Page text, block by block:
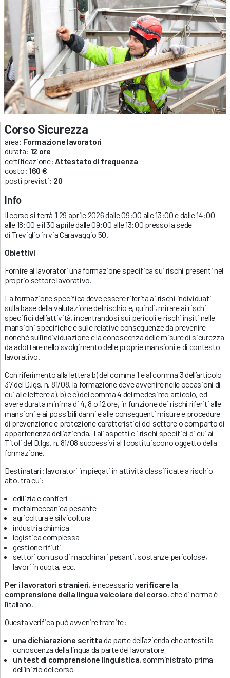
Corso Sicurezza
area: Formazione lavoratori
durata: 12 ore
certificazione: Attestato di frequenza
costo: 160 €
posti previsti: 20
Info
Il corso si terrà il 29 aprile 2026 dalle 09:00 alle 13:00 e dalle 14:00
alle 18:00 e il 30 aprile dalle 09:00 alle 13:00 presso la sede
di Treviglio in via Caravaggio 50.
Obiettivi
Fornire ai lavoratori una formazione specifica sui rischi presenti nel
proprio settore lavorativo.
La formazione specifica deve essere riferita ai rischi individuati
sulla base della valutazione del rischio e, quindi, mirare ai rischi
specifici dell’attività, incentrandosi sui pericoli e rischi insiti nelle
mansioni specifiche e sulle relative conseguenze da prevenire
nonché sull’individuazione e la conoscenza delle misure di sicurezza
da adottare nello svolgimento delle proprie mansioni e di contesto
lavorativo.
Con riferimento alla lettera b) del comma 1 e al comma 3 dell’articolo
37 del D.lgs. n. 81/08, la formazione deve avvenire nelle occasioni di
cui alle lettere a), b) e c) del comma 4 del medesimo articolo, ed
avere durata minima di 4, 8 o 12 ore, in funzione dei rischi riferiti alle
mansioni e ai possibili danni e alle conseguenti misure e procedure
di prevenzione e protezione caratteristici del settore o comparto di
appartenenza dell’azienda. Tali aspetti e i rischi specifici di cui ai
Titoli del D.lgs. n. 81/08 successivi al I costituiscono oggetto della
formazione.
Destinatari: lavoratori impiegati in attività classificate a rischio
alto, tra cui:
edilizia e cantieri
metalmeccanica pesante
agricoltura e silvicoltura
industria chimica
logistica complessa
gestione rifiuti
settori con uso di macchinari pesanti, sostanze pericolose,
lavori in quota, ecc.
Per i lavoratori stranieri, è necessario verificare la
comprensione della lingua veicolare del corso, che di norma è
l’italiano.
Questa verifica può avvenire tramite:
una dichiarazione scrittada parte dell’azienda che attesti la
conoscenza della lingua da parte del lavoratore
un test di comprensione linguistica, somministrato prima
dell’inizio del corso